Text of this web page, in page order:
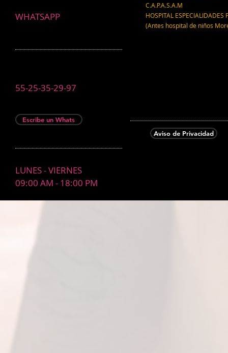
WHATSAPP
C.A.P.A.S.A.M
HOSPITAL ESPECIALIDADES
(Antes hospital de niños
55-25-35-29-97
Escribe un Whats
Aviso de Privacidad
LUNES - VIERNES
09:00 AM - 18:00 PM